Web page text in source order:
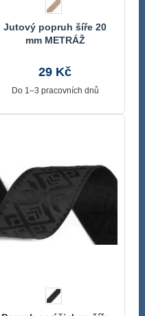
Jutový popruh šíře 20
mm METRÁŽ
29 Kč
Do 1–3 pracovních dnů